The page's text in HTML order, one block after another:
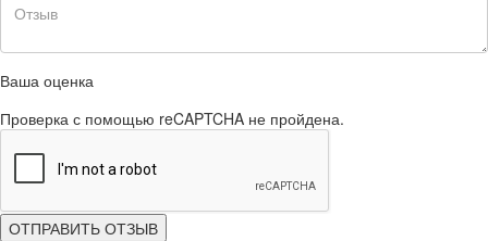
Ваша оценка
Проверка с помощью reCAPTCHA не пройдена.
ОТПРАВИТЬ ОТЗЫВ